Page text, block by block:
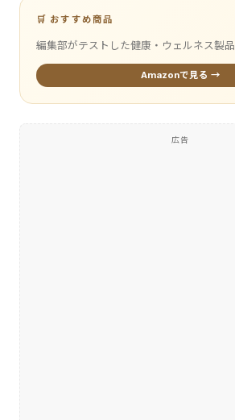
🛒 おすすめ商品
編集部がテストした健康・ウェルネス製品
Amazonで見る →
広告